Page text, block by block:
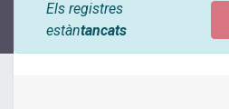
Els registres
estàntancats